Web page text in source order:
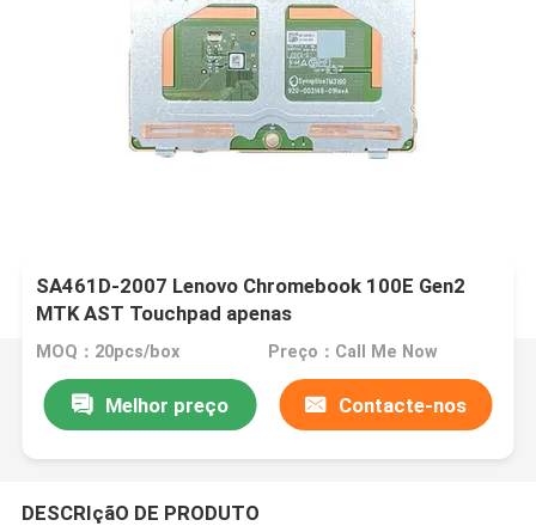
SA461D-2007 Lenovo Chromebook 100E Gen2
MTK AST Touchpad apenas
MOQ：20pcs/box Preço：Call Me Now
Melhor preço Contacte-nos
DESCRIçãO DE PRODUTO